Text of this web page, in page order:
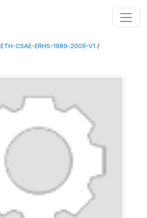
ETH-CSAE-ERHS-1989-2009-V1 /